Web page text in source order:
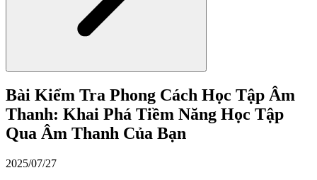
Bài Kiểm Tra Phong Cách Học Tập Âm
Thanh: Khai Phá Tiềm Năng Học Tập
Qua Âm Thanh Của Bạn
2025/07/27